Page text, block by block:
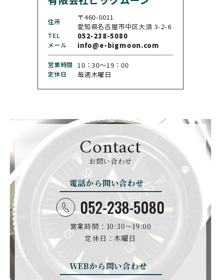
シャネル ショパール
CHRISTOPHER WARD
クリストファー・ウォー
CHRONO TOKYO
CHRONOSWISS
クロノスイス
CUERVOY SOBRINOS CVSTOS
CYRUS CZAPEK
チャペック
D. DORNBLÜTH&SOH
N
D.ドルンブルート＆ゾー
DAMASKO
DANIEL ROTH
ダニエル・ロート
DAVOSA
ダボサ
DUBEY&SCHALDENBR
ダービー&シャルデンブラ
E.C.W
ヨーロピアン・カンパニ
ー・ウォッチ
EBERHARD
エベラール
EDOX
エドックス
住所
〒460-0011
愛知県名古屋市中区大須 3-2-6
TEL 052-238-5080
メール info@e-bigmoon.com
営業時間 10：30〜19：00
定休日 毎週木曜日
Contact
お問い合わせ
電話から問い合わせ
052-238-5080
営業時間：10:30〜19:00
定休日：木曜日
WEBから問い合わせ